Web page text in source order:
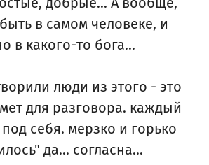
в самом человеке, и
в какого-то бога...
люди из этого - это
для разговора. каждый
себя. мерзко и горько
да... согласна...